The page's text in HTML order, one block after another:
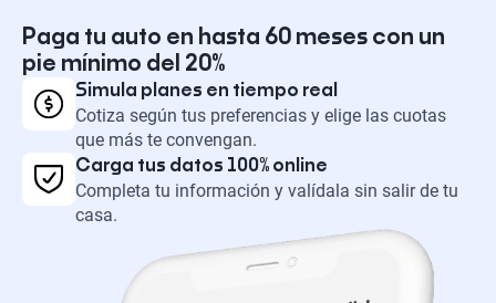
Paga tu auto en hasta 60 meses con un
pie mínimo del 20%
Simula planes en tiempo real
Cotiza según tus preferencias y elige las cuotas
que más te convengan.
Carga tus datos 100% online
Completa tu información y valídala sin salir de tu
casa.